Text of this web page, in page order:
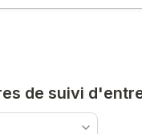
de suivi